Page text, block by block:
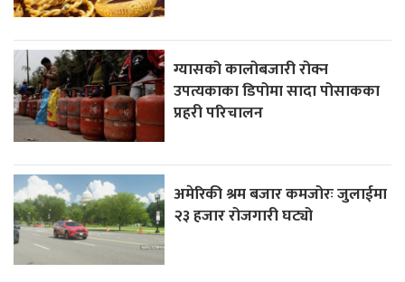
ग्यासको कालोबजारी रोक्न
उपत्यकाका डिपोमा सादा पोसाकका
प्रहरी परिचालन
अमेरिकी श्रम बजार कमजोरः जुलाईमा
२३ हजार रोजगारी घट्यो